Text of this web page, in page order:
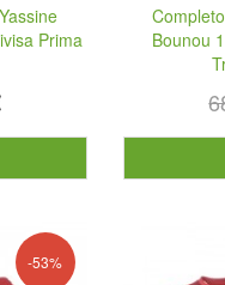
Prima
Bounou
-53%